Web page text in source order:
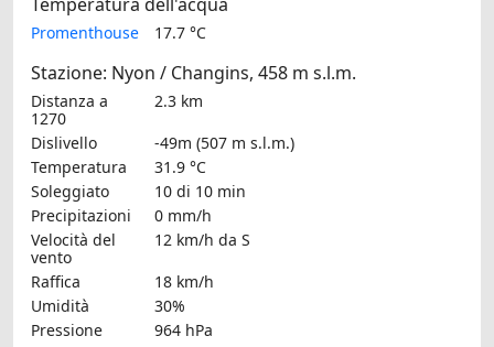
Promenthouse 17.7 °C
Stazione: Nyon / Changins, 458 m s.l.m.
Distanza a
1270
2.3 km
Dislivello
-49m (507 m s.l.m.)
Temperatura
31.9 °C
Soleggiato
10 di 10 min
Precipitazioni
0 mm/h
Velocità del
vento
12 km/h da S
Raffica
18 km/h
Umidità
30%
Pressione
964 hPa